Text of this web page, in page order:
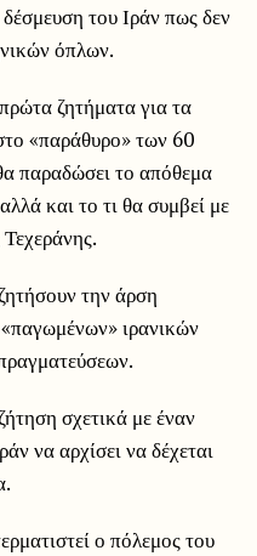
του Ιράν πως δεν
όπλων.
ζητήματα για τα
«παράθυρο» των 60
παραδώσει το απόθεμα
και το τι θα συμβεί με
την άρση
ιρανικών
σχετικά με έναν
να αρχίσει να δέχεται
ο πόλεμος του